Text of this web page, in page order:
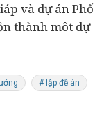
và dự ánPhố
thành môt dự
# lập đề án